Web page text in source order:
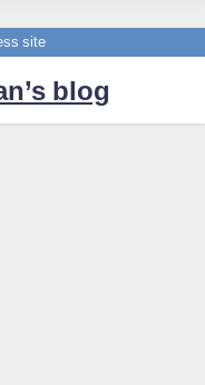
site
blog